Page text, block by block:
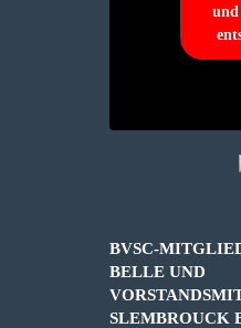
BVSC-
BELLE UND
SLEMBROUCK